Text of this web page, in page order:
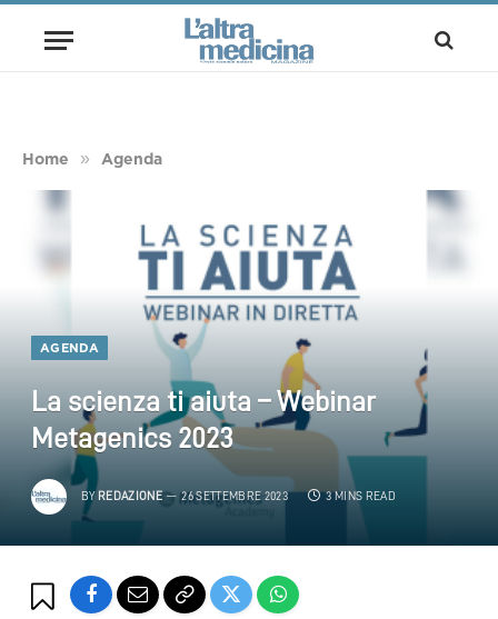
Home » Agenda
AGENDA
La scienza ti aiuta – Webinar
Metagenics 2023
BY REDAZIONE 26 SETTEMBRE 2023 3 MINS READ